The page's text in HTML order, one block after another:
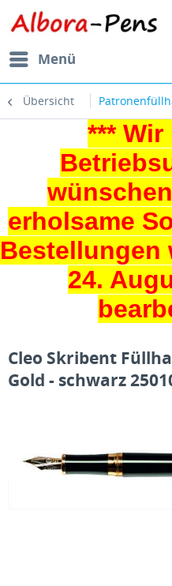
Menü
Übersicht
*** Wir
erholsame
Bestellungen
24.
Cleo Skribent
Gold - schwarz